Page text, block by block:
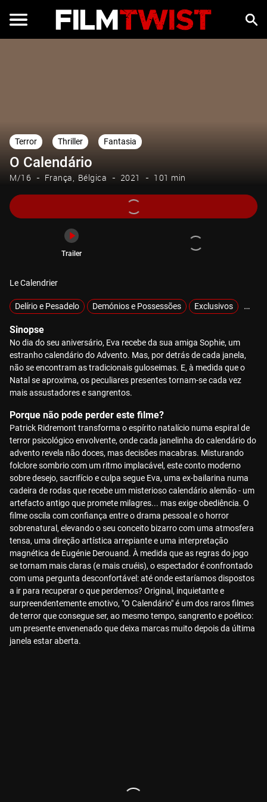
Terror Thriller Fantasia
O Calendário
M/16 França Bélgica 2021 101 min
Trailer
Le Calendrier
Delírio e Pesadelo Demónios e Possessões Exclusivos
Sinopse
No dia do seu aniversário, Eva recebe da sua amiga Sophie, um
estranho calendário do Advento. Mas, por detrás de cada janela,
não se encontram as tradicionais guloseimas. E, à medida que o
Natal se aproxima, os peculiares presentes tornam-se cada vez
mais assustadores e sangrentos.
Porque não pode perder este filme?
Patrick Ridremont transforma o espírito natalício numa espiral de
terror psicológico envolvente, onde cada janelinha do calendário do
advento revela não doces, mas decisões macabras. Misturando
folclore sombrio com um ritmo implacável, este conto moderno
sobre desejo, sacrifício e culpa segue Eva, uma ex-bailarina numa
cadeira de rodas que recebe um misterioso calendário alemão - um
artefacto antigo que promete milagres... mas exige obediência. O
filme oscila com confiança entre o drama pessoal e o horror
sobrenatural, elevando o seu conceito bizarro com uma atmosfera
tensa, uma direção artística arrepiante e uma interpretação
magnética de Eugénie Derouand. À medida que as regras do jogo
se tornam mais claras (e mais cruéis), o espectador é confrontado
com uma pergunta desconfortável: até onde estaríamos dispostos
a ir para recuperar o que perdemos? Original, inquietante e
surpreendentemente emotivo, "O Calendário" é um dos raros filmes
de terror que consegue ser, ao mesmo tempo, sangrento e poético:
um presente envenenado que deixa marcas muito depois da última
janela estar aberta.